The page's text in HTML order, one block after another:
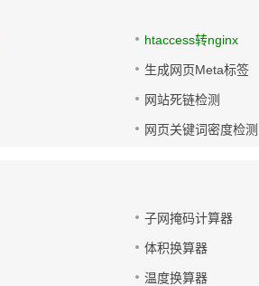
htaccess转nginx
生成网页Meta标签
网站死链检测
网页关键词密度检测
子网掩码计算器
体积换算器
温度换算器